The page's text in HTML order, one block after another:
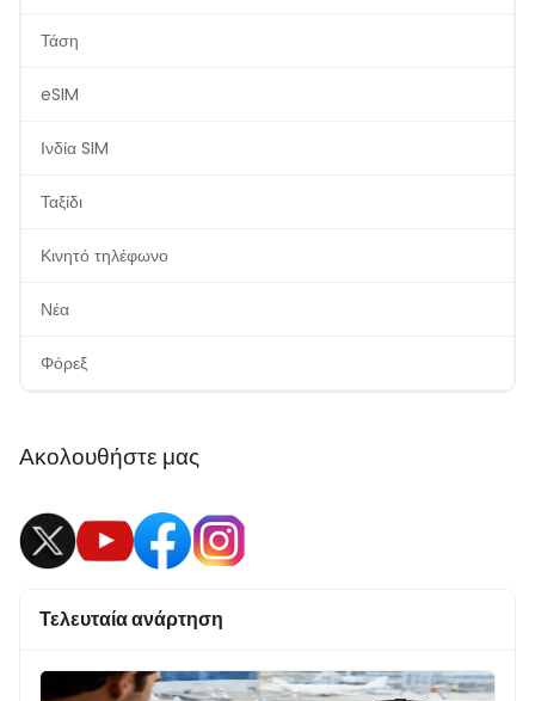
Τάση
eSIM
Ινδία SIM
Ταξίδι
Κινητό τηλέφωνο
Νέα
Φόρεξ
Ακολουθήστε μας
Τελευταία ανάρτηση